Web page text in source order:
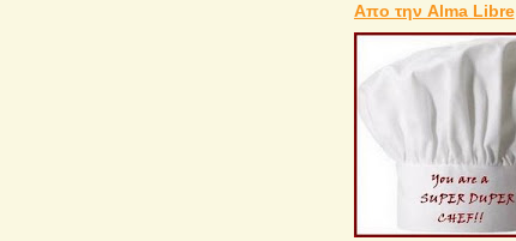
Απο την Alma Libre